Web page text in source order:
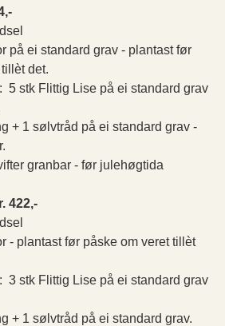
på ei standard grav - plantast før
det.
5 stk Flittig Lise på ei standard grav
+ 1 sølvtråd på ei standard grav -
granbar - før julehøgtida
422,-
- plantast før påske om veret tillèt
3 stk Flittig Lise på ei standard grav
+ 1 sølvtråd på ei standard grav.